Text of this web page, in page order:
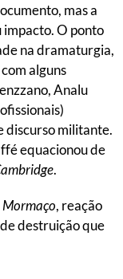
mas a
impacto. O ponto
na dramaturgia,
alguns
Analu
discurso militante.
equacionou de
.
Mormaço, reação
destruição que